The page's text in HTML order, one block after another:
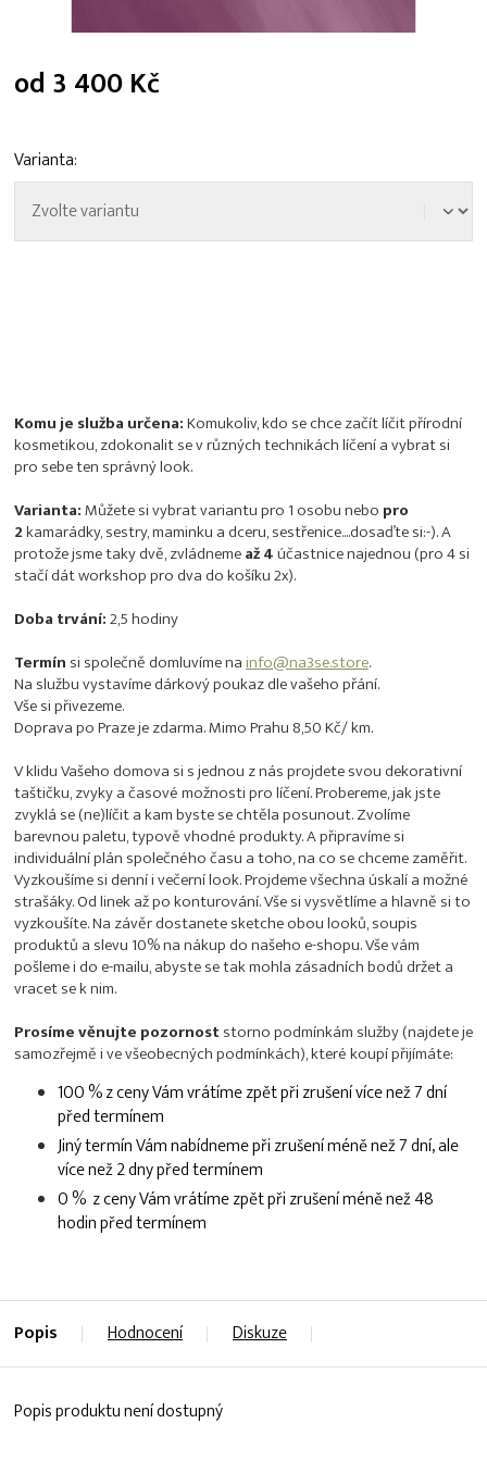
od 3 400 Kč
Varianta
Komu je služba určena:Komukoliv, kdo se chce začít líčit přírodní
kosmetikou, zdokonalit se v různých technikách líčení a vybrat si
pro sebe ten správný look.
Varianta:Můžete si vybrat variantu pro 1 osobu nebo pro
2kamarádky, sestry, maminku a dceru, sestřenice....dosaďte si:-). A
protože jsme taky dvě, zvládnemeaž 4účastnice najednou (pro 4 si
stačí dát workshop pro dva do košíku 2x).
Doba trvání:2,5 hodiny
Termín si společně domluvíme nainfo@na3se.store.
Na službu vystavíme dárkový poukaz dle vašeho přání.
Vše si přivezeme.
Doprava po Praze je zdarma. Mimo Prahu 8,50 Kč/ km.
V klidu Vašeho domova si s jednou z nás projdete svou dekorativní
taštičku, zvyky a časové možnosti pro líčení. Probereme, jak jste
zvyklá se (ne)líčit a kam byste se chtěla posunout. Zvolíme
barevnou paletu, typově vhodné produkty. A připravíme si
individuální plán společného času a toho, na co se chceme zaměřit.
Vyzkoušíme si denní i večerní look. Projdeme všechna úskalí a možné
strašáky. Od linek až po konturování. Vše si vysvětlíme a hlavně si to
vyzkoušíte. Na závěr dostanete sketche obou looků, soupis
produktů a slevu 10% na nákup do našeho e-shopu. Vše vám
pošleme i do e-mailu, abyste se tak mohla zásadních bodů držet a
vracet se k nim.
Prosíme věnujte pozornoststorno podmínkám služby (najdete je
samozřejmě i ve všeobecných podmínkách), které koupí přijímáte:
100 % z ceny Vám vrátíme zpět při zrušení více než 7 dní
před termínem
Jiný termín Vám nabídneme při zrušení méně než 7 dní, ale
více než 2 dny před termínem
0 % z ceny Vám vrátíme zpět při zrušení méně než 48
hodin před termínem
Popis Hodnocení Diskuze
Popis produktu není dostupný